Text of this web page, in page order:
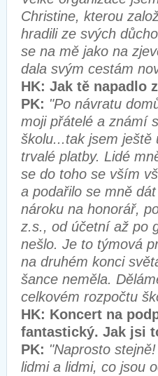
Christine, kterou
hradili ze svých
se na mě jako na
dala svým cestám
HK: Jak tě napadlo
PK: "Po návratu
moji přátelé a známí
školu...tak jsem ještě
trvalé platby. Lidé
se do toho se vším
a podařilo se mně
nároku na honorář,
z.s., od účetní až po
nešlo. Je to týmová
na druhém konci
šance neměla.
celkovém rozpočtu
HK: Koncert na
fantastický. Jak jsi
PK: "Naprosto
lidmi a lidmi, co jsou